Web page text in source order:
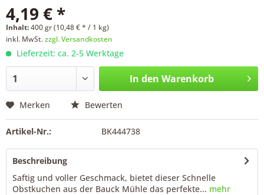
4,19 € *
Inhalt:400 gr (10,48 € * / 1 kg)
inkl. MwSt.zzgl. Versandkosten
Lieferzeit: ca. 2-5 Werktage
In den Warenkorb
Merken Bewerten
Artikel-Nr.: BK444738
Beschreibung
Saftig und voller Geschmack, bietet dieser Schnelle
Obstkuchen aus der Bauck Mühle das perfekte... mehr